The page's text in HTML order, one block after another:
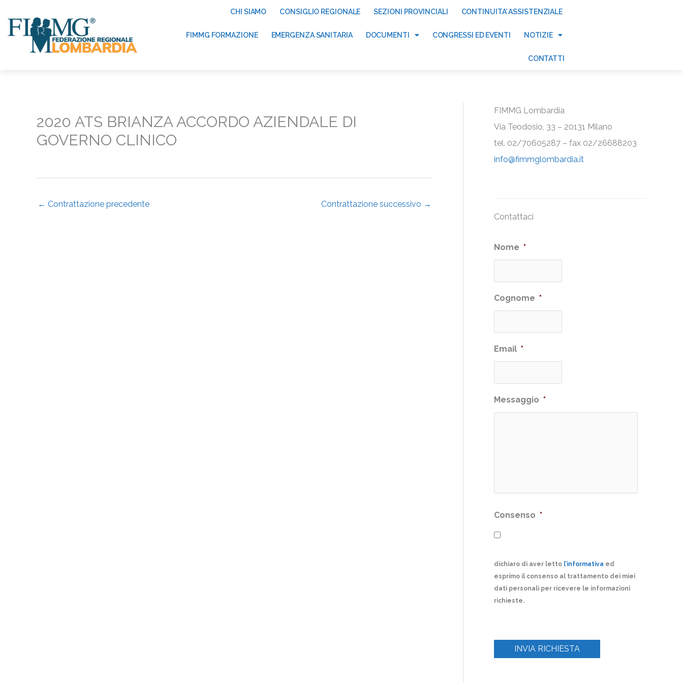
contenuto
CHI SIAMO CONSIGLIO REGIONALE SEZIONI PROVINCIALI CONTINUITA’ ASSISTENZIALE
FIMMG FORMAZIONE EMERGENZA SANITARIA DOCUMENTI CONGRESSI ED EVENTI NOTIZIE
CONTATTI
2020 ATS BRIANZA ACCORDO AZIENDALE DI
GOVERNO CLINICO
← Contrattazione precedente Contrattazione successivo →
FIMMG Lombardia
Via Teodosio, 33 – 20131 Milano
tel. 02/70605287 – fax 02/26688203
info@fimmglombardia.it
Contattaci
Nome *
Cognome *
Email *
Messaggio *
Consenso *
dichiaro di aver letto l’informativa ed
esprimo il consenso al trattamento dei miei
dati personali per ricevere le informazioni
richieste.